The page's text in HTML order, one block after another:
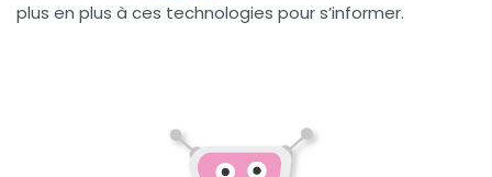
plus en plus à ces technologies pour s’informer.